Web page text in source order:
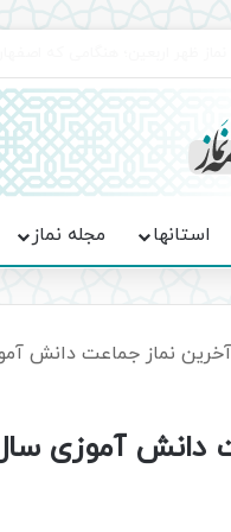
استانها مجله نماز
آخرین نماز جماعت دانش
دانش آموزی